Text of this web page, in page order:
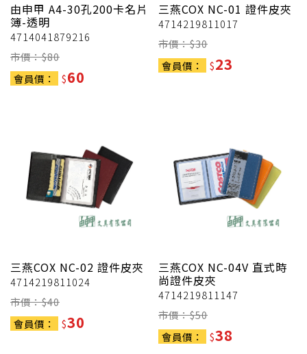
由申甲 A4-30孔200卡名片
簿-透明
4714041879216
市價：$80
會員價：
$60
三燕COX NC-01 證件皮夾
4714219811017
市價：$30
會員價：
$23
三燕COX NC-02 證件皮夾
4714219811024
市價：$40
會員價：
$30
三燕COX NC-04V 直式時
尚證件皮夾
4714219811147
市價：$50
會員價：
$38